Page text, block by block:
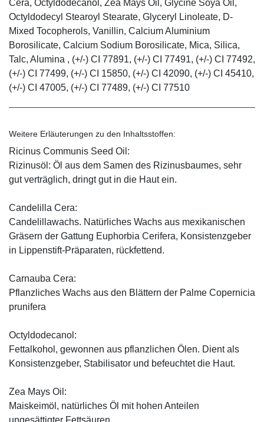
Cera, Octyldodecanol, Zea Mays Oil, Glycine Soya Oil,
Octyldodecyl Stearoyl Stearate, Glyceryl Linoleate, D-
Mixed Tocopherols, Vanillin, Calcium Aluminium
Borosilicate, Calcium Sodium Borosilicate, Mica, Silica,
Talc, Alumina , (+/-) CI 77891, (+/-) CI 77491, (+/-) CI 77492,
(+/-) CI 77499, (+/-) CI 15850, (+/-) CI 42090, (+/-) CI 45410,
(+/-) CI 47005, (+/-) CI 77489, (+/-) CI 77510
Weitere Erläuterungen zu den Inhaltsstoffen:
Ricinus Communis Seed Oil:
Rizinusöl: Öl aus dem Samen des Rizinusbaumes, sehr
gut verträglich, dringt gut in die Haut ein.
Candelilla Cera:
Candelillawachs. Natürliches Wachs aus mexikanischen
Gräsern der Gattung Euphorbia Cerifera, Konsistenzgeber
in Lippenstift-Präparaten, rückfettend.
Carnauba Cera:
Pflanzliches Wachs aus den Blättern der Palme Copernicia
prunifera
Octyldodecanol:
Fettalkohol, gewonnen aus pflanzlichen Ölen. Dient als
Konsistenzgeber, Stabilisator und befeuchtet die Haut.
Zea Mays Oil:
Maiskeimöl, natürliches Öl mit hohen Anteilen
ungesättigter Fettsäuren